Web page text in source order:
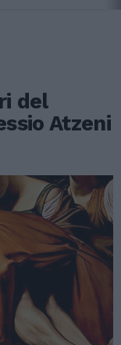
del
Atzeni